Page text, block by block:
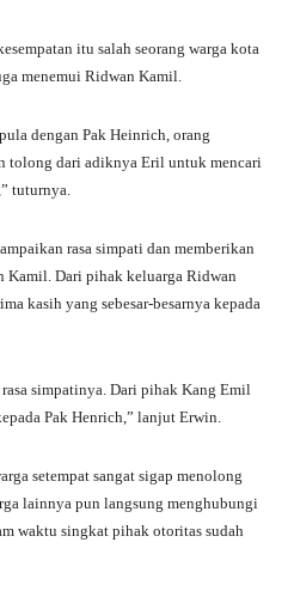
itu salah seorang warga kota
menemui Ridwan Kamil.
dengan Pak Heinrich, orang
tolong dari adiknya Eril untuk mencari
tuturnya.
rasa simpati dan memberikan
Kamil. Dari pihak keluarga Ridwan
kasih yang sebesar-besarnya kepada
simpatinya. Dari pihak Kang Emil
Pak Henrich,” lanjut Erwin.
setempat sangat sigap menolong
lainnya pun langsung menghubungi
waktu singkat pihak otoritas sudah